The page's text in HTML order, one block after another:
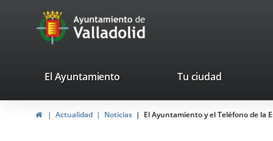
Portal
Web
Ayuntamiento
de
valladolid.es
El Ayuntamiento Tu ciudad
HomeActualidad Noticias El Ayuntamiento y el Teléfono de la